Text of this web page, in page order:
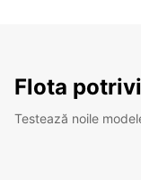
Flota
Testează noile